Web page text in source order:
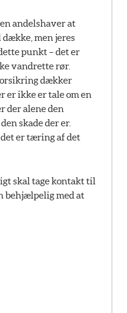
andelshaver at
dække, men jeres
punkt – det er
vandrette rør.
dækker
er ikke er tale om en
der alene den
skade der er.
er tæring af det
skal tage kontakt til
behjælpelig med at